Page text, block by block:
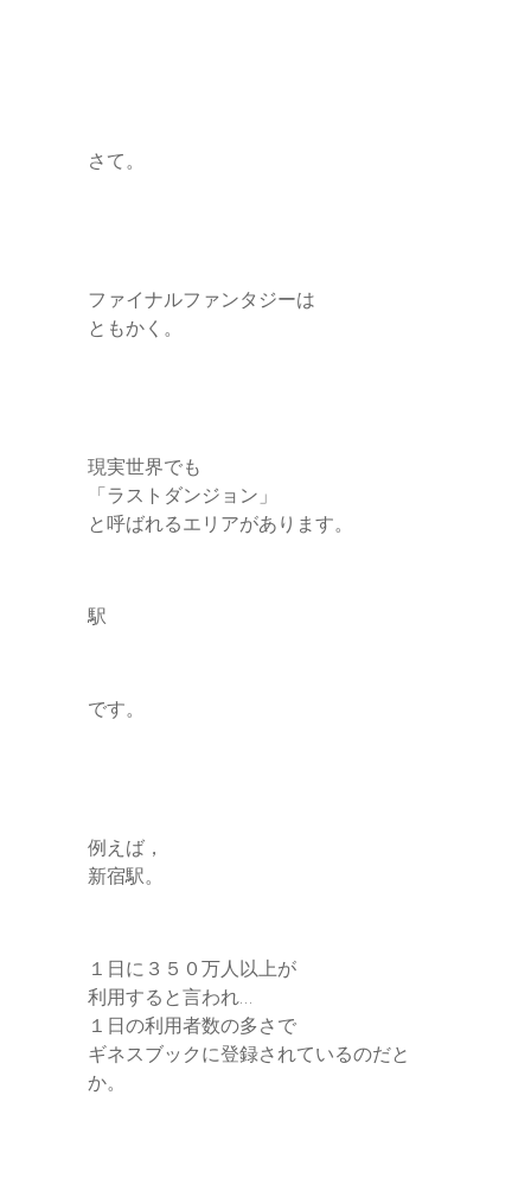
さて。
ファイナルファンタジーは
ともかく。
現実世界でも
「ラストダンジョン」
と呼ばれるエリアがあります。
駅
です。
例えば，
新宿駅。
１日に３５０万人以上が
利用すると言われ…
１日の利用者数の多さで
ギネスブックに登録されているのだと
か。